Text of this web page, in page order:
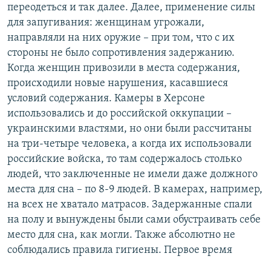
переодеться и так далее. Далее, применение силы
для запугивания: женщинам угрожали,
направляли на них оружие – при том, что с их
стороны не было сопротивления задержанию.
Когда женщин привозили в места содержания,
происходили новые нарушения, касавшиеся
условий содержания. Камеры в Херсоне
использовались и до российской оккупации –
украинскими властями, но они были рассчитаны
на три-четыре человека, а когда их использовали
российские войска, то там содержалось столько
людей, что заключенные не имели даже должного
места для сна – по 8-9 людей. В камерах, например,
на всех не хватало матрасов. Задержанные спали
на полу и вынуждены были сами обустраивать себе
место для сна, как могли. Также абсолютно не
соблюдались правила гигиены. Первое время